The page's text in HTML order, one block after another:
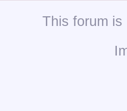
This forum is